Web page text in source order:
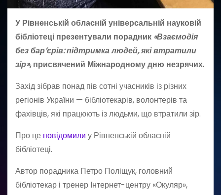
У Рівненській обласній універсальній науковій
бібліотеці презентували порадник «Взаємодія
без бар’єрів: підтримка людей, які втратили
зір», присвячений Міжнародному дню незрячих.
Захід зібрав понад пів сотні учасників із різних
регіонів України — бібліотекарів, волонтерів та
фахівців, які працюють із людьми, що втратили зір.
Про це повідомили у Рівненській обласній
бібліотеці.
Автор порадника Петро Поліщук, головний
бібліотекар і тренер Інтернет-центру «Окуляр»,